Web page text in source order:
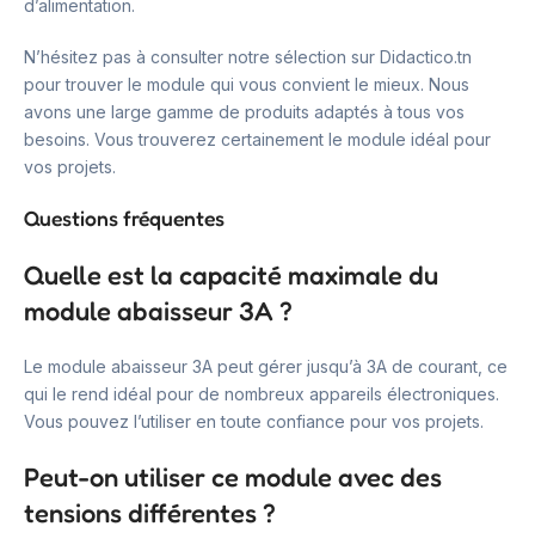
d’alimentation.
N’hésitez pas à consulter notre sélection sur Didactico.tn
pour trouver le module qui vous convient le mieux. Nous
avons une large gamme de produits adaptés à tous vos
besoins. Vous trouverez certainement le module idéal pour
vos projets.
Questions fréquentes
Quelle est la capacité maximale du
module abaisseur 3A ?
Le module abaisseur 3A peut gérer jusqu’à 3A de courant, ce
qui le rend idéal pour de nombreux appareils électroniques.
Vous pouvez l’utiliser en toute confiance pour vos projets.
Peut-on utiliser ce module avec des
tensions différentes ?